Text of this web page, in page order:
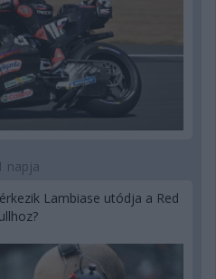
napja
Lambiase utódja a Red